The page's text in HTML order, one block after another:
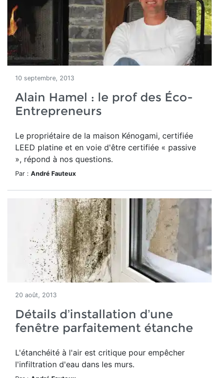
10 septembre, 2013
Alain Hamel : le prof des Éco-
Entrepreneurs
Le propriétaire de la maison Kénogami, certifiée
LEED platine et en voie d'être certifiée « passive
», répond à nos questions.
Par : André Fauteux
20 août, 2013
Détails d’installation d’une
fenêtre parfaitement étanche
L'étanchéité à l'air est critique pour empêcher
l'infiltration d'eau dans les murs.